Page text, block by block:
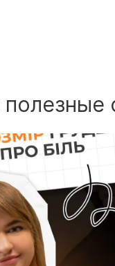
Вперше взяла на
високою талією,